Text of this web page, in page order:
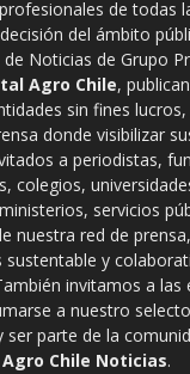
de todas
del ámbito
Noticias de Grupo
Agro Chile,
sin fines
donde visibilizar
a periodistas,
colegios,
servicios
nuestra red de
y
invitamos a las
a nuestro
ser parte de la
Agro Chile Noticias.